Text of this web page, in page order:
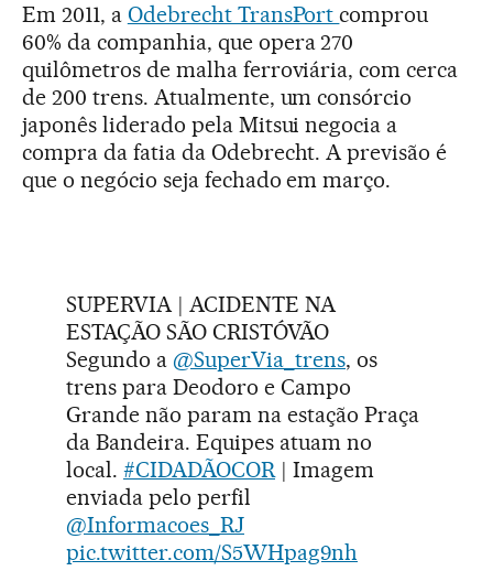
Em 2011, a Odebrecht TransPortcomprou
60% da companhia, que opera 270
quilômetros de malha ferroviária, com cerca
de 200 trens. Atualmente, um consórcio
japonês liderado pela Mitsui negocia a
compra da fatia da Odebrecht. A previsão é
que o negócio seja fechado em março.
SUPERVIA | ACIDENTE NA
ESTAÇÃO SÃO CRISTÓVÃO
Segundo a @SuperVia_trens, os
trens para Deodoro e Campo
Grande não param na estação Praça
da Bandeira. Equipes atuam no
local. #CIDADÃOCOR| Imagem
enviada pelo perfil
@Informacoes_RJ
pic.twitter.com/S5WHpag9nh